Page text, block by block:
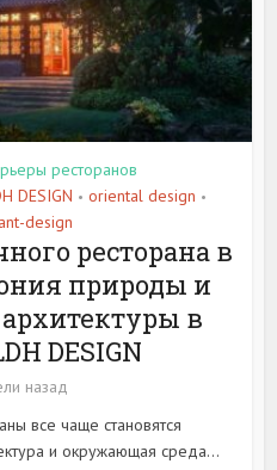
ресторанов
DESIGN • oriental design •
design
ресторана в
природы и
в
DESIGN
назад
все чаще становятся
и окружающая среда...